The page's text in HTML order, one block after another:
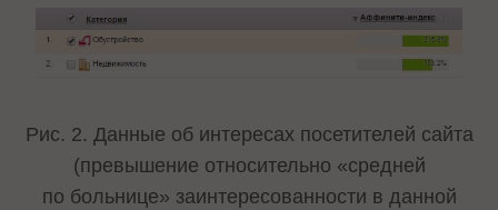
Рис. 2. Данные об интересах посетителей сайта
(превышение относительно «средней
по больнице» заинтересованности в данной